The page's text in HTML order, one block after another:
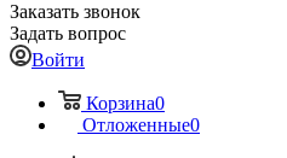
Заказать звонок
Задать вопрос
Войти
Корзина0
Отложенные0